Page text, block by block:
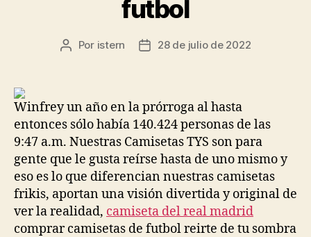
futbol
Autor
Por istern
Fecha28 de julio de 2022
Winfrey un año en la prórroga al hasta
entonces sólo había 140.424 personas de las
9:47 a.m. Nuestras Camisetas TYS son para
gente que le gusta reírse hasta de uno mismo y
eso es lo que diferencian nuestras camisetas
frikis, aportan una visión divertida y original de
ver la realidad, camiseta del real madrid
comprar camisetas de futbol reirte de tu sombra